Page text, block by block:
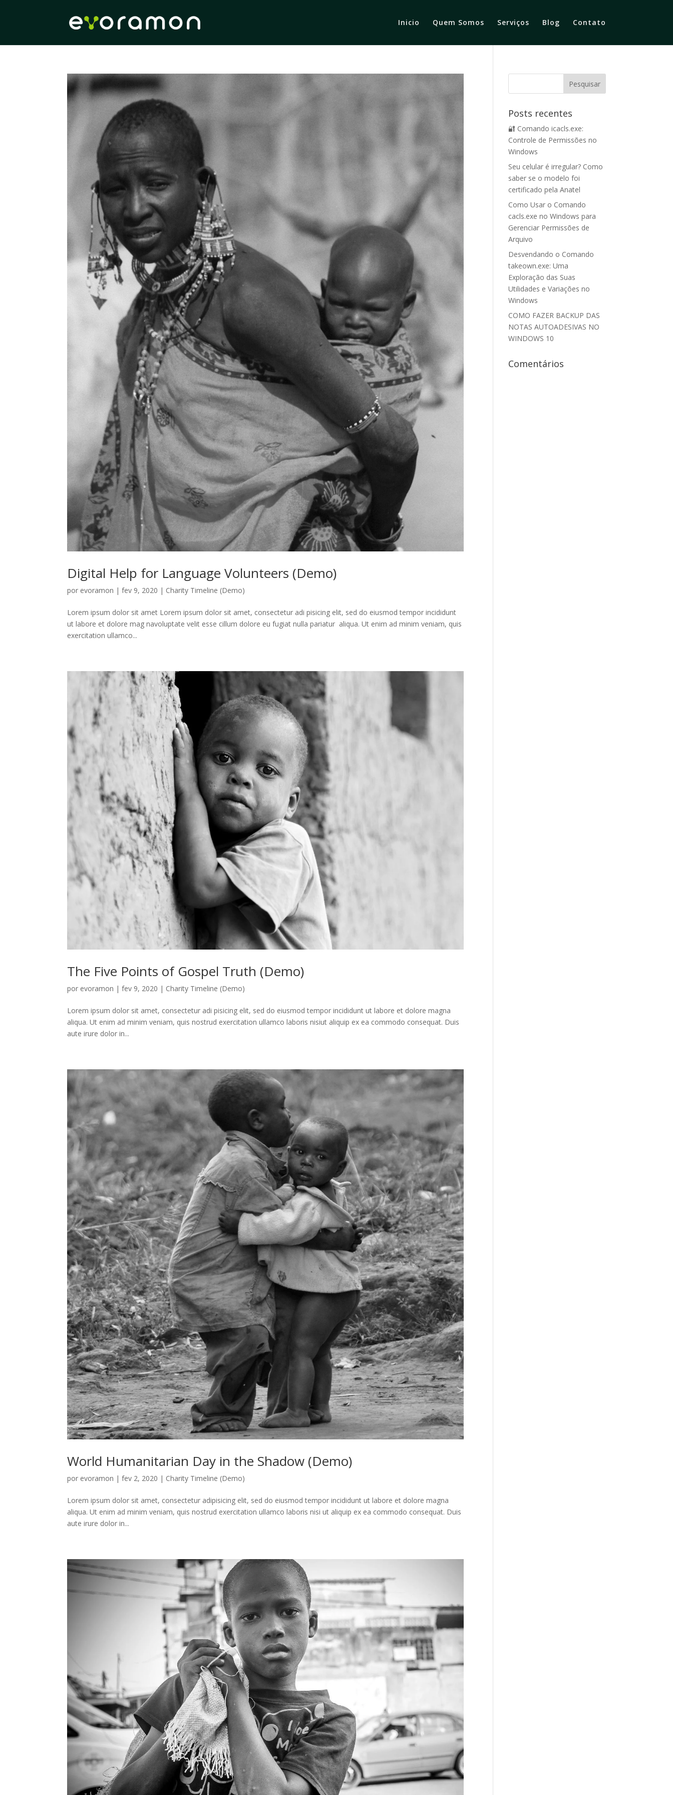
Inicio Quem Somos Serviços Blog Contato
Digital Help for Language Volunteers (Demo)
por evoramon |fev 9, 2020 | Charity Timeline (Demo)
Lorem ipsum dolor sit amet Lorem ipsum dolor sit amet, consectetur adi pisicing elit, sed do eiusmod tempor incididunt
ut labore et dolore mag navoluptate velit esse cillum dolore eu fugiat nulla pariatur aliqua. Ut enim ad minim veniam, quis
exercitation ullamco...
The Five Points of Gospel Truth (Demo)
por evoramon |fev 9, 2020 | Charity Timeline (Demo)
Lorem ipsum dolor sit amet, consectetur adi pisicing elit, sed do eiusmod tempor incididunt ut labore et dolore magna
aliqua. Ut enim ad minim veniam, quis nostrud exercitation ullamco laboris nisiut aliquip ex ea commodo consequat. Duis
aute irure dolor in...
World Humanitarian Day in the Shadow (Demo)
por evoramon |fev 2, 2020 | Charity Timeline (Demo)
Lorem ipsum dolor sit amet, consectetur adipisicing elit, sed do eiusmod tempor incididunt ut labore et dolore magna
aliqua. Ut enim ad minim veniam, quis nostrud exercitation ullamco laboris nisi ut aliquip ex ea commodo consequat. Duis
aute irure dolor in...
Posts recentes
🔐 Comando icacls.exe:
Controle de Permissões no
Windows
Seu celular é irregular? Como
saber se o modelo foi
certificado pela Anatel
Como Usar o Comando
cacls.exe no Windows para
Gerenciar Permissões de
Arquivo
Desvendando o Comando
takeown.exe: Uma
Exploração das Suas
Utilidades e Variações no
Windows
COMO FAZER BACKUP DAS
NOTAS AUTOADESIVAS NO
WINDOWS 10
Comentários